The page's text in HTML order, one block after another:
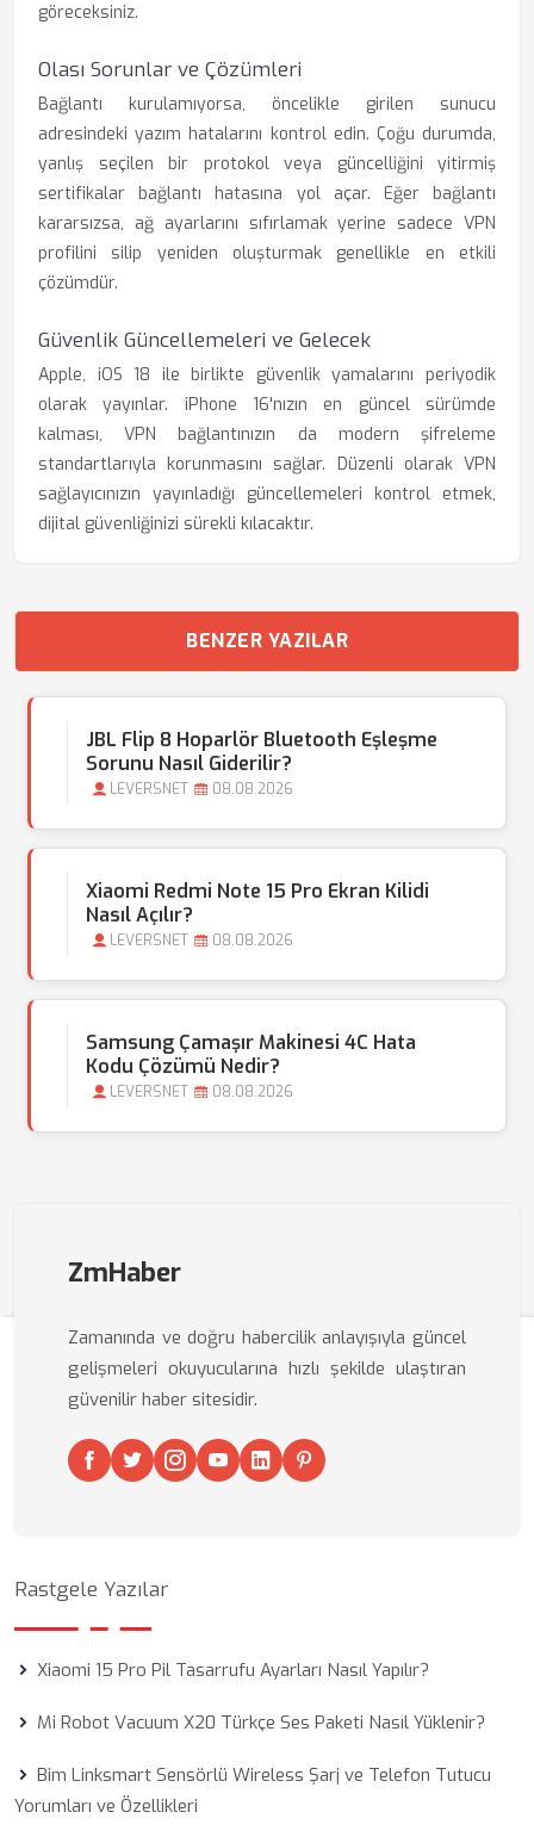
göreceksiniz.
Olası Sorunlar ve Çözümleri
Bağlantı kurulamıyorsa, öncelikle girilen sunucu
adresindeki yazım hatalarını kontrol edin. Çoğu durumda,
yanlış seçilen bir protokol veya güncelliğini yitirmiş
sertifikalar bağlantı hatasına yol açar. Eğer bağlantı
kararsızsa, ağ ayarlarını sıfırlamak yerine sadece VPN
profilini silip yeniden oluşturmak genellikle en etkili
çözümdür.
Güvenlik Güncellemeleri ve Gelecek
Apple, iOS 18 ile birlikte güvenlik yamalarını periyodik
olarak yayınlar. iPhone 16'nızın en güncel sürümde
kalması, VPN bağlantınızın da modern şifreleme
standartlarıyla korunmasını sağlar. Düzenli olarak VPN
sağlayıcınızın yayınladığı güncellemeleri kontrol etmek,
dijital güvenliğinizi sürekli kılacaktır.
BENZER YAZILAR
JBL Flip 8 Hoparlör Bluetooth Eşleşme
Sorunu Nasıl Giderilir?
LEVERSNET 08.08.2026
Xiaomi Redmi Note 15 Pro Ekran Kilidi
Nasıl Açılır?
LEVERSNET 08.08.2026
Samsung Çamaşır Makinesi 4C Hata
Kodu Çözümü Nedir?
LEVERSNET 08.08.2026
ZmHaber
Zamanında ve doğru habercilik anlayışıyla güncel
gelişmeleri okuyucularına hızlı şekilde ulaştıran
güvenilir haber sitesidir.
Rastgele Yazılar
Xiaomi 15 Pro Pil Tasarrufu Ayarları Nasıl Yapılır?
Mi Robot Vacuum X20 Türkçe Ses Paketi Nasıl Yüklenir?
Bim Linksmart Sensörlü Wireless Şarj ve Telefon Tutucu
Yorumları ve Özellikleri